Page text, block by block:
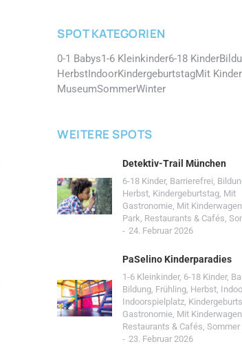
SPOT KATEGORIEN
0-1 Babys1-6 Kleinkinder6-18 Kinder
HerbstIndoorKindergeburtstagMit
MuseumSommerWinter
WEITERE SPOTS
Detektiv-Trail München
6-18 Kinder, Barrierefrei,
Herbst, Kindergeburtstag, Mit
Gastronomie, Mit Kinderwagen
Park, Restaurants & Cafés,
24. Februar 2026
PaSelino Kinderparadies
1-6 Kleinkinder, 6-18 Kinder,
Bildung, Frühling, Herbst,
Indoorspielplatz,
Gastronomie, Mit Kinderwagen
Restaurants & Cafés, Sommer
23. Februar 2026